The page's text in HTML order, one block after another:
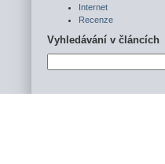
Internet
Recenze
Vyhledávání v článcích